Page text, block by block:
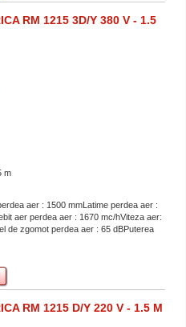
RM 1215 3D/Y 380 V - 1.5
m
aer : 1500 mmLatime perdea aer :
aer perdea aer : 1670 mc/hViteza aer:
de zgomot perdea aer : 65 dBPuterea
RM 1215 D/Y 220 V - 1.5 M